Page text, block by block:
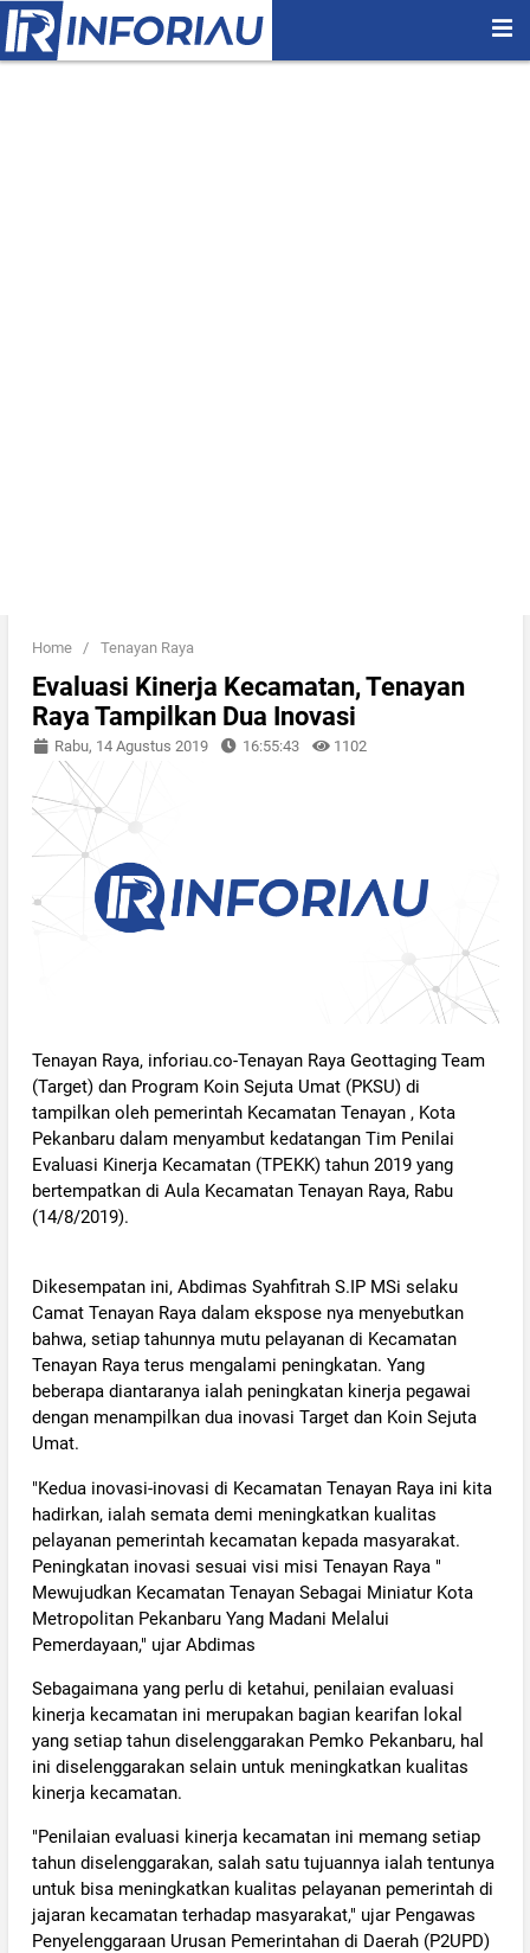
Home / Tenayan Raya
Evaluasi Kinerja Kecamatan, Tenayan
Raya Tampilkan Dua Inovasi
Rabu, 14 Agustus 2019 16:55:43 1102
Tenayan Raya, inforiau.co-Tenayan Raya Geottaging Team
(Target) dan Program Koin Sejuta Umat (PKSU) di
tampilkan oleh pemerintah Kecamatan Tenayan , Kota
Pekanbaru dalam menyambut kedatangan Tim Penilai
Evaluasi Kinerja Kecamatan (TPEKK) tahun 2019 yang
bertempatkan di Aula Kecamatan Tenayan Raya, Rabu
(14/8/2019).
Dikesempatan ini, Abdimas Syahfitrah S.IP MSi selaku
Camat Tenayan Raya dalam ekspose nya menyebutkan
bahwa, setiap tahunnya mutu pelayanan di Kecamatan
Tenayan Raya terus mengalami peningkatan. Yang
beberapa diantaranya ialah peningkatan kinerja pegawai
dengan menampilkan dua inovasi Target dan Koin Sejuta
Umat.
"Kedua inovasi-inovasi di Kecamatan Tenayan Raya ini kita
hadirkan, ialah semata demi meningkatkan kualitas
pelayanan pemerintah kecamatan kepada masyarakat.
Peningkatan inovasi sesuai visi misi Tenayan Raya "
Mewujudkan Kecamatan Tenayan Sebagai Miniatur Kota
Metropolitan Pekanbaru Yang Madani Melalui
Pemerdayaan," ujar Abdimas
Sebagaimana yang perlu di ketahui, penilaian evaluasi
kinerja kecamatan ini merupakan bagian kearifan lokal
yang setiap tahun diselenggarakan Pemko Pekanbaru, hal
ini diselenggarakan selain untuk meningkatkan kualitas
kinerja kecamatan.
"Penilaian evaluasi kinerja kecamatan ini memang setiap
tahun diselenggarakan, salah satu tujuannya ialah tentunya
untuk bisa meningkatkan kualitas pelayanan pemerintah di
jajaran kecamatan terhadap masyarakat," ujar Pengawas
Penyelenggaraan Urusan Pemerintahan di Daerah (P2UPD)